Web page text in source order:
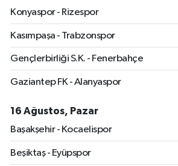
Konyaspor - Rizespor
Kasımpaşa - Trabzonspor
Gençlerbirliği S.K. - Fenerbahçe
Gaziantep FK - Alanyaspor
16 Ağustos, Pazar
Başakşehir - Kocaelispor
Beşiktaş - Eyüpspor